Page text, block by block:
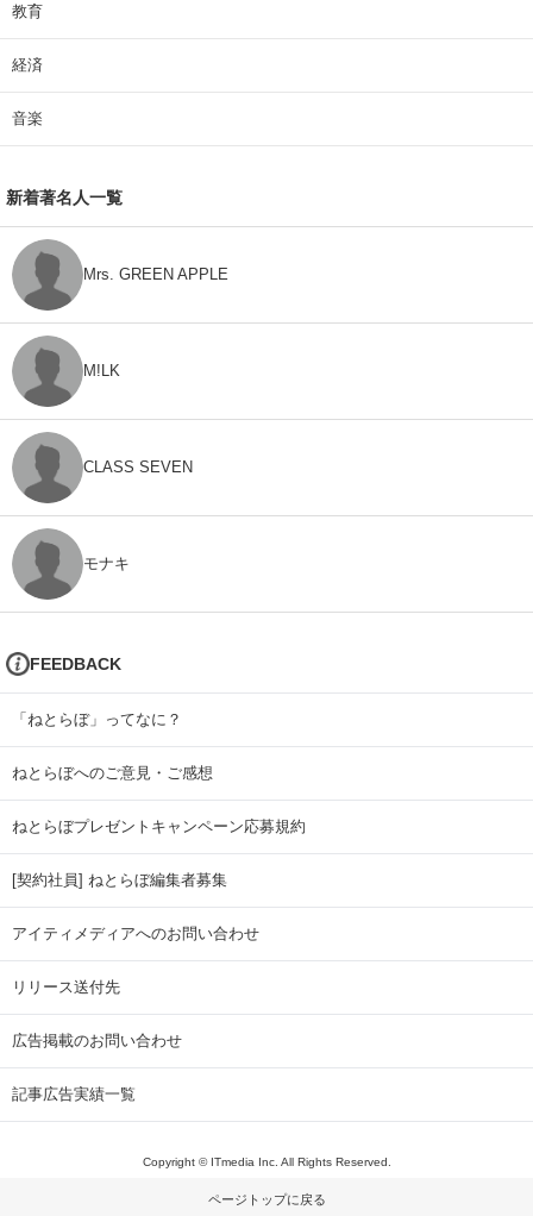
教育
経済
音楽
新着著名人一覧
Mrs. GREEN APPLE
M!LK
CLASS SEVEN
モナキ
FEEDBACK
「ねとらぼ」ってなに？
ねとらぼへのご意見・ご感想
ねとらぼプレゼントキャンペーン応募規約
[契約社員] ねとらぼ編集者募集
アイティメディアへのお問い合わせ
リリース送付先
広告掲載のお問い合わせ
記事広告実績一覧
Copyright © ITmedia Inc. All Rights Reserved.
ページトップに戻る